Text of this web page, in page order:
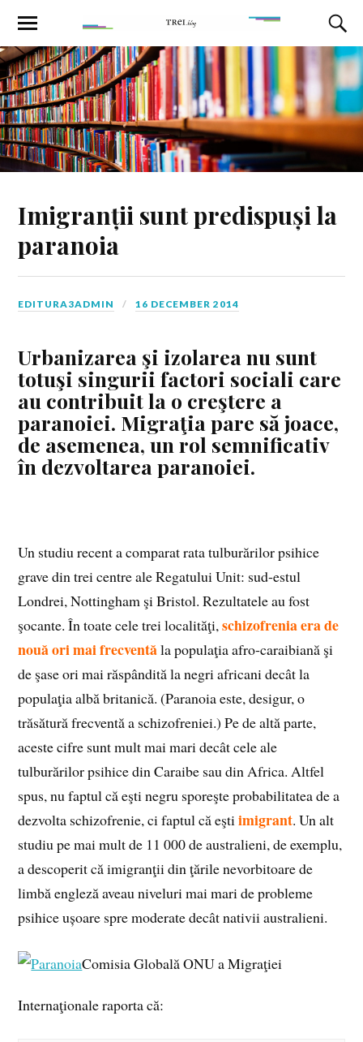
Imigranții sunt predispuși la
paranoia
EDITURA3ADMIN 16 DECEMBER 2014
Urbanizarea şi izolarea nu sunt
totuşi singurii factori sociali care
au contribuit la o creştere a
paranoiei. Migraţia pare să joace,
de asemenea, un rol semnificativ
în dezvoltarea paranoiei.
Un studiu recent a comparat rata tulburărilor psihice
grave din trei centre ale Regatului Unit: sud‑estul
Londrei, Nottingham şi Bristol. Rezultatele au fost
şocante. În toate cele trei localităţi,schizofrenia era de
nouă ori mai frecventăla populaţia afro‑caraibiană şi
de şase ori mai răspândită la negri africani decât la
populaţia albă britanică. (Paranoia este, desigur, o
trăsătură frecventă a schizofreniei.) Pe de altă parte,
aceste cifre sunt mult mai mari decât cele ale
tulburărilor psihice din Caraibe sau din Africa. Altfel
spus, nu faptul că eşti negru sporeşte probabilitatea de a
dezvolta schizofrenie, ci faptul că eştiimigrant. Un alt
studiu pe mai mult de 11 000 de australieni, de exemplu,
a descoperit că imigranţii din ţările nevorbitoare de
limbă engleză aveau niveluri mai mari de probleme
psihice ușoare spre moderate decât nativii australieni.
Comisia Globală ONU a Migraţiei
Internaţionale raporta că: